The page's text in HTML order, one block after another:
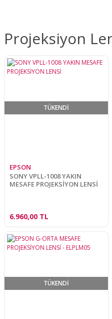
Projeksiyon
TÜKENDİ
EPSON
SONY VPLL-1008 YAKIN
MESAFE PROJEKSİYON LENSİ
6.960,00 TL
TÜKENDİ